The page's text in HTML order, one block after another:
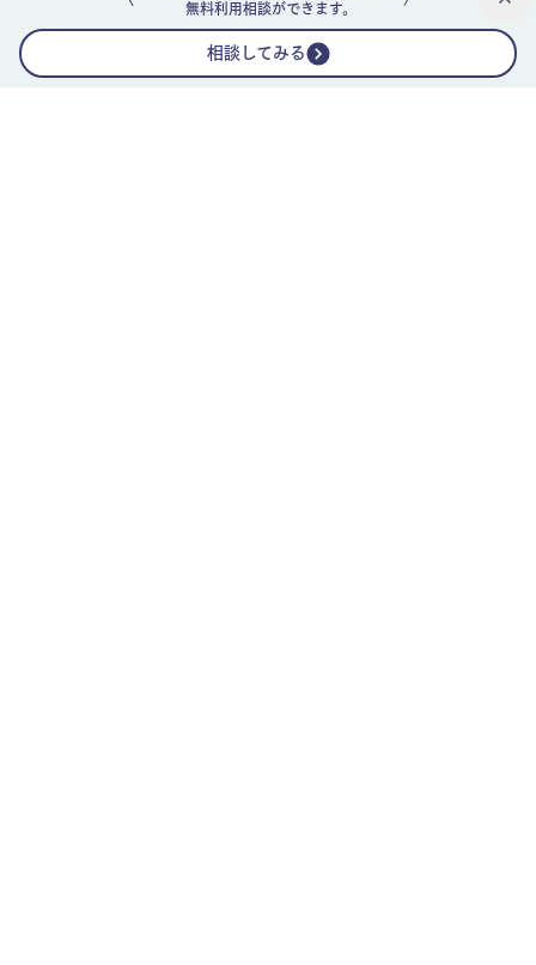
無料利用相談ができます。
相談してみる